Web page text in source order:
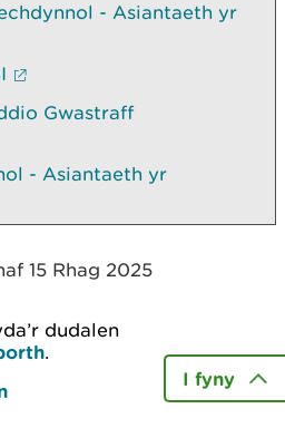
- Asiantaeth yr
Gwastraff
- Asiantaeth yr
15 Rhag 2025
dudalen
.
I fyny